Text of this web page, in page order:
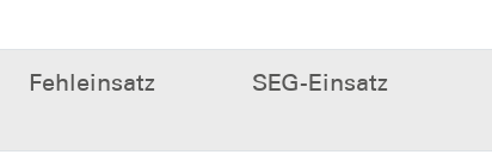
Fehleinsatz SEG-Einsatz